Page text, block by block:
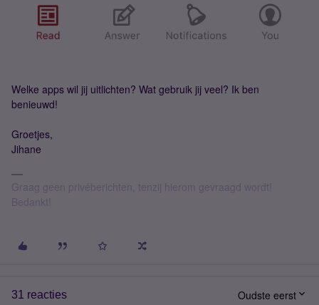
Welke apps wil jij uitlichten? Wat gebruik jij veel? Ik ben
benieuwd!
Groetjes,
Jihane
Graag geen privéberichten, tenzij hierom gevraagd wordt!
Bedankt!
31 reacties Oudste eerst